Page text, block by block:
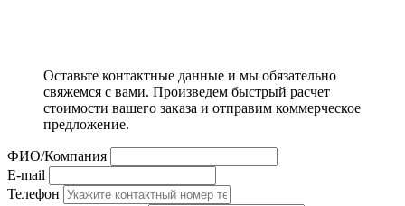
Оставьте контактные данные и мы обязательно
свяжемся с вами. Произведем быстрый расчет
стоимости вашего заказа и отправим коммерческое
предложение.
ФИО/Компания
E-mail
Телефон